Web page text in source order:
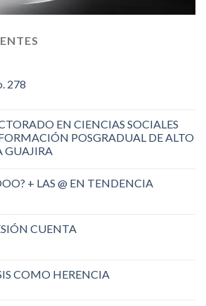
278
EN CIENCIAS SOCIALES
POSGRADUAL DE ALTO
GUAJIRA
+ LAS @ EN TENDENCIA
CUENTA
COMO HERENCIA